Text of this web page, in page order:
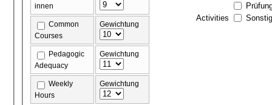
innen
Common
Courses
Gewichtung
Pedagogic
Adequacy
Gewichtung
Weekly
Hours
Gewichtung
Activities